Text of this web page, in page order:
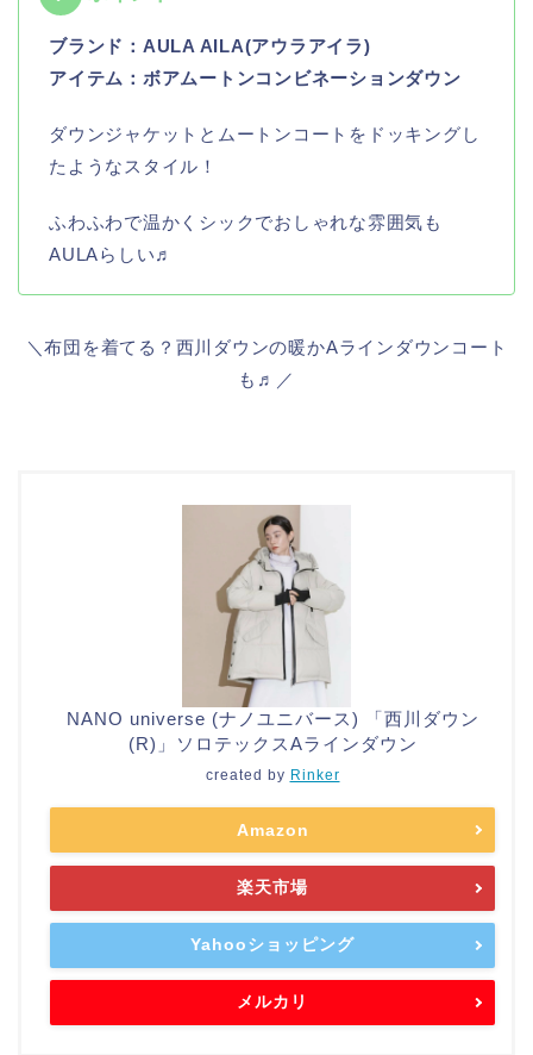
ブランド： AULA AILA(アウラアイラ)
アイテム：ボアムートンコンビネーションダウン
ダウンジャケットとムートンコートをドッキングし
たようなスタイル！
ふわふわで温かくシックでおしゃれな雰囲気も
AULAらしい♬
＼布団を着てる？西川ダウンの暖かAラインダウンコート
も♬／
NANO universe (ナノユニバース) 「西川ダウン
(R)」ソロテックスAラインダウン
created by Rinker
Amazon
楽天市場
Yahooショッピング
メルカリ